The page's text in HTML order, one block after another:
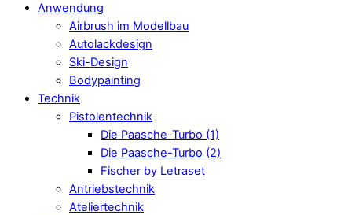
Anwendung
Airbrush im Modellbau
Autolackdesign
Ski-Design
Bodypainting
Technik
Pistolentechnik
Die Paasche-Turbo (1)
Die Paasche-Turbo (2)
Fischer by Letraset
Antriebstechnik
Ateliertechnik